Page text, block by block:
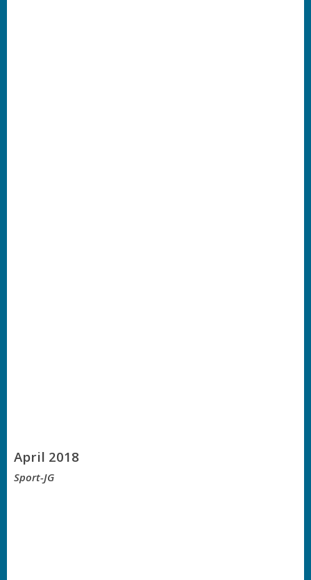
April 2018
Sport-JG